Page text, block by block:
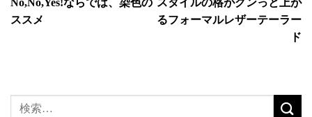
ススメ
るフォーマルレザーテーラー
ド